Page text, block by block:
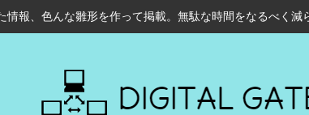
情報、色んな雛形を作って掲載。無駄な時間をなるべく